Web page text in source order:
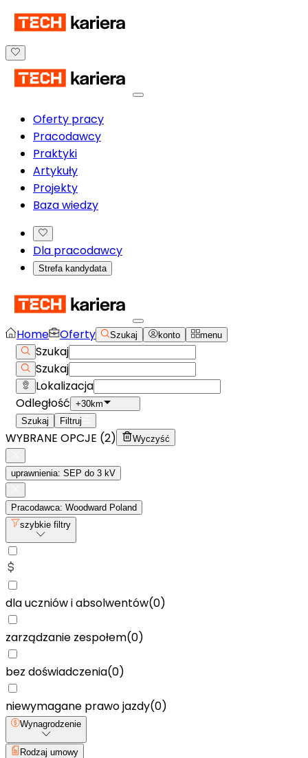
Oferty pracy
Pracodawcy
Praktyki
Artykuły
Projekty
Baza wiedzy
Dla pracodawcy
Strefa kandydata
Home Oferty Szukaj konto menu
Szukaj
Szukaj
Lokalizacja
Odległość +30km
Szukaj
Filtruj
WYBRANE OPCJE (2) Wyczyść
uprawnienia: SEP do 3 kV
Pracodawca: Woodward Poland
szybkie filtry
dla uczniów i absolwentów(0)
zarządzanie zespołem(0)
bez doświadczenia(0)
niewymagane prawo jazdy(0)
Wynagrodzenie
Rodzaj umowy